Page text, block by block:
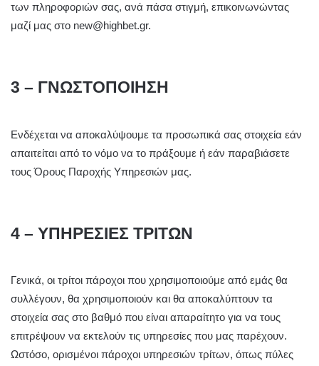
των πληροφοριών σας, ανά πάσα στιγμή, επικοινωνώντας
μαζί μας στο new@highbet.gr.
3 – ΓΝΩΣΤΟΠΟΙΗΣΗ
Ενδέχεται να αποκαλύψουμε τα προσωπικά σας στοιχεία εάν
απαιτείται από το νόμο να το πράξουμε ή εάν παραβιάσετε
τους Όρους Παροχής Υπηρεσιών μας.
4 – ΥΠΗΡΕΣΙΕΣ ΤΡΙΤΩΝ
Γενικά, οι τρίτοι πάροχοι που χρησιμοποιούμε από εμάς θα
συλλέγουν, θα χρησιμοποιούν και θα αποκαλύπτουν τα
στοιχεία σας στο βαθμό που είναι απαραίτητο για να τους
επιτρέψουν να εκτελούν τις υπηρεσίες που μας παρέχουν.
Ωστόσο, ορισμένοι πάροχοι υπηρεσιών τρίτων, όπως πύλες